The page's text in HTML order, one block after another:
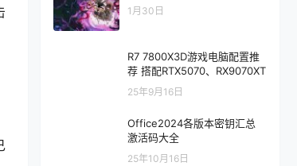
1月30日
R7 7800X3D游戏电脑配置推
荐 搭配RTX5070、RX9070XT
25年9月16日
Office2024各版本密钥汇总
激活码大全
25年10月16日